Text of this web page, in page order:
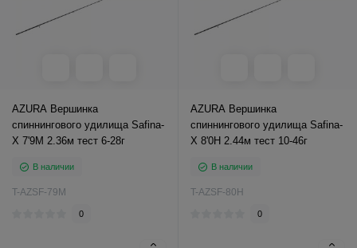
AZURA Вершинка
спиннингового удилища Safina-
X 7'9M 2.36м тест 6-28г
В наличии
T-AZSF-79M
0
AZURA Вершинка
спиннингового удилища Safina-
X 8'0H 2.44м тест 10-46г
В наличии
T-AZSF-80H
0